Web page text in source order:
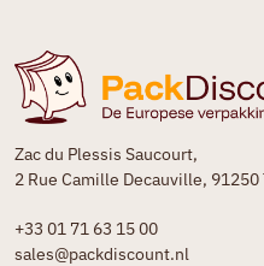
Zac du Plessis Saucourt,
2 Rue Camille Decauville, 91250
+33 01 71 63 15 00
sales@packdiscount.nl